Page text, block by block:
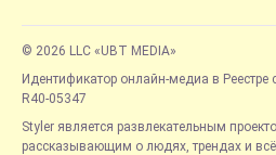
© 2026 LLC «UBT MEDIA»
Идентификатор онлайн-медиа в Реестре
R40-05347
Styler является развлекательным
рассказывающим о людях, трендах и